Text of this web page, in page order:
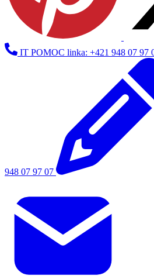
IT POMOC linka: +421 948 07 97
948 07 97 07